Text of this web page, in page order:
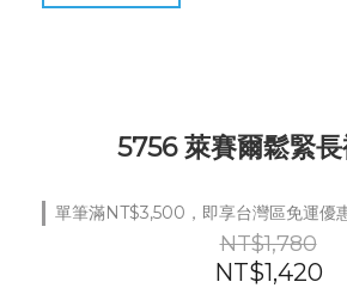
5756 萊賽爾鬆緊
單筆滿NT$3,500，即享台灣區免運優
NT$1,780
NT$1,420